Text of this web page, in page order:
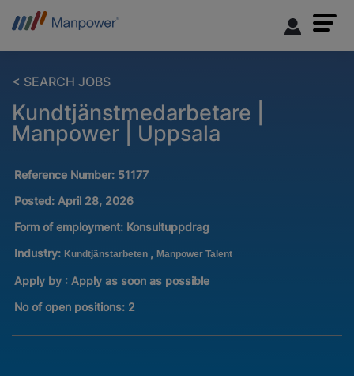
< SEARCH JOBS
Kundtjänstmedarbetare |
Manpower | Uppsala
Reference Number: 51177
Posted: April 28, 2026
Form of employment: Konsultuppdrag
Industry: Kundtjänstarbeten , Manpower Talent
Apply by : Apply as soon as possible
No of open positions: 2